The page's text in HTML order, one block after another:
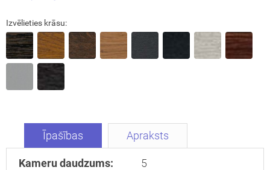
Izvēlieties krāsu:
Īpašības Apraksts
Kameru daudzums:
5